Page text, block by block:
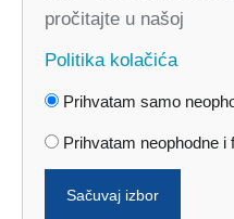
Facebook
Linked In
Politika privatnosti
pročitajte u našoj
Politika kolačića
Prihvatam samo
Prihvatam neophodne
Sačuvaj izbor